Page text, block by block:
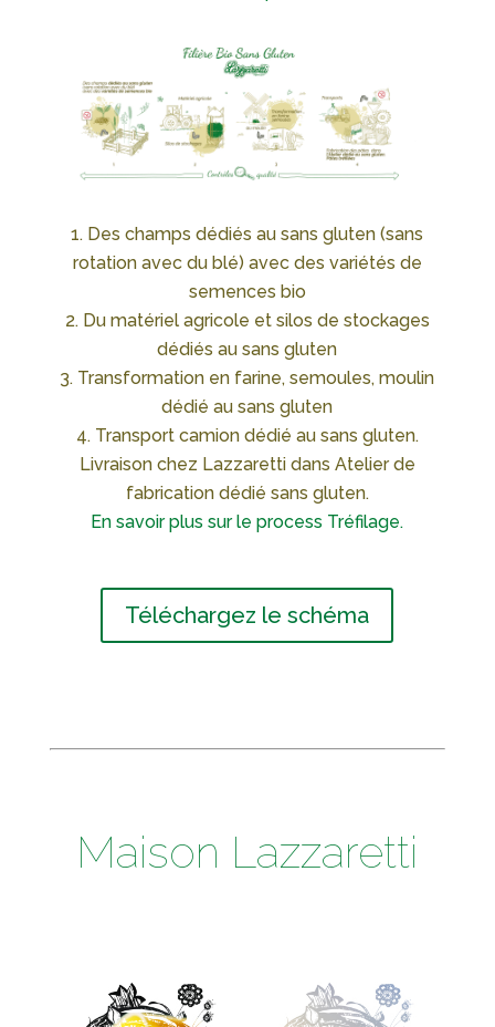
Des champs dédiés au sans gluten (sans
rotation avec du blé) avec des variétés de
semences bio
Du matériel agricole et silos de stockages
dédiés au sans gluten
Transformation en farine, semoules, moulin
dédié au sans gluten
Transport camion dédié au sans gluten.
Livraison chez Lazzaretti dans Atelier de
fabrication dédié sans gluten.
En savoir plus sur le process Tréfilage.
Téléchargez le schéma
Maison Lazzaretti